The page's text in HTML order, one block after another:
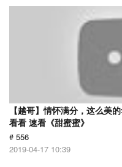
【越哥】情怀满分，这么美
看看 速看《甜蜜蜜》
# 556
2019-04-17 10:39